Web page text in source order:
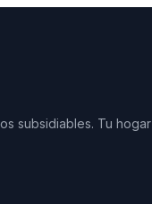
subsidiables. Tu hogar